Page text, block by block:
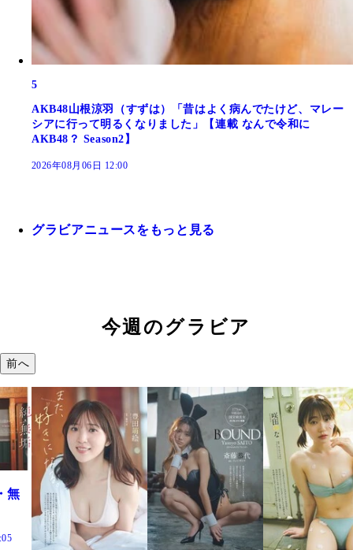
5
AKB48山根涼羽（すずは）「昔はよく病んでたけど、マレー
シアに行って明るくなりました」【連載 なんで令和に
AKB48？ Season2】
2026年08月06日 12:00
グラビアニュースをもっと見る
今週のグラビア
前へ